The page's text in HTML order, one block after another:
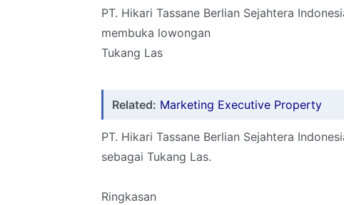
PT. Hikari Tassane Berlian Sejahtera
membuka lowongan
Tukang Las
Related: Marketing Executive Property
PT. Hikari Tassane Berlian Sejahtera
sebagai Tukang Las.
Ringkasan